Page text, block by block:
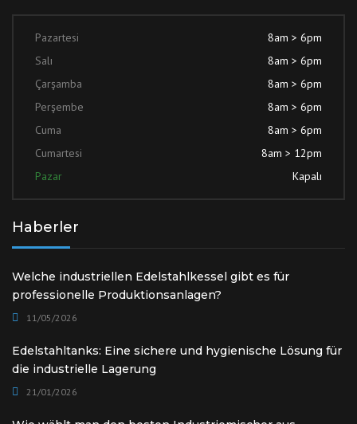
Pazartesi
8am > 6pm
Salı
8am > 6pm
Çarşamba
8am > 6pm
Perşembe
8am > 6pm
Cuma
8am > 6pm
Cumartesi
8am > 12pm
Pazar
Kapalı
Haberler
Welche industriellen Edelstahlkessel gibt es für
professionelle Produktionsanlagen?
11/05/2026
Edelstahltanks: Eine sichere und hygienische Lösung für
die industrielle Lagerung
21/01/2026